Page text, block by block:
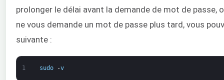
prolonger le délai avant la demande de mot de passe,
ne vous demande un mot de passe plus tard, vous
suivante :
1 sudo -v